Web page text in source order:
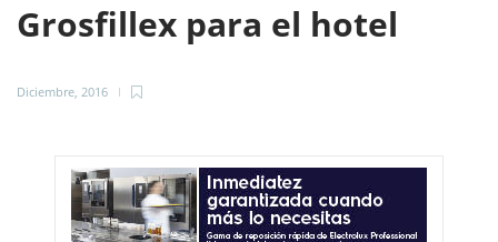
Grosfillex para el hotel
Diciembre, 2016